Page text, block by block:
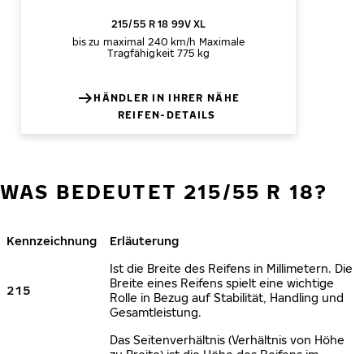
215/55 R 18 99V XL
bis zu maximal 240 km/h Maximale
Tragfähigkeit 775 kg
HÄNDLER IN IHRER NÄHE
REIFEN-DETAILS
WAS BEDEUTET 215/55 R 18?
Kennzeichnung Erläuterung
215
Ist die Breite des Reifens in Millimetern. Die
Breite eines Reifens spielt eine wichtige
Rolle in Bezug auf Stabilität, Handling und
Gesamtleistung.
Das Seitenverhältnis (Verhältnis von Höhe